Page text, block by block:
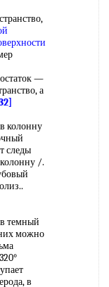
—
а
колонну
следы
/.
темный
можно
в